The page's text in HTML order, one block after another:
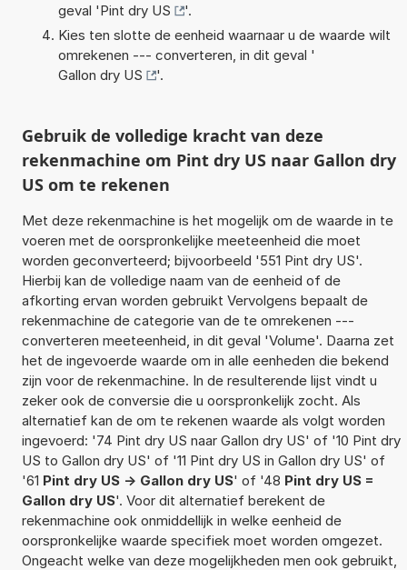
geval 'Pint dry US
'.
Kies ten slotte de eenheid waarnaar u de waarde wilt
omrekenen --- converteren, in dit geval '
Gallon dry US
'.
Gebruik de volledige kracht van deze
rekenmachine om Pint dry US naar Gallon dry
US om te rekenen
Met deze rekenmachine is het mogelijk om de waarde in te
voeren met de oorspronkelijke meeteenheid die moet
worden geconverteerd; bijvoorbeeld '551 Pint dry US'.
Hierbij kan de volledige naam van de eenheid of de
afkorting ervan worden gebruikt Vervolgens bepaalt de
rekenmachine de categorie van de te omrekenen ---
converteren meeteenheid, in dit geval 'Volume'. Daarna zet
het de ingevoerde waarde om in alle eenheden die bekend
zijn voor de rekenmachine. In de resulterende lijst vindt u
zeker ook de conversie die u oorspronkelijk zocht. Als
alternatief kan de om te rekenen waarde als volgt worden
ingevoerd: '74 Pint dry US naar Gallon dry US' of '10 Pint dry
US to Gallon dry US' of '11 Pint dry US in Gallon dry US' of
'61 Pint dry US -> Gallon dry US' of '48 Pint dry US =
Gallon dry US'. Voor dit alternatief berekent de
rekenmachine ook onmiddellijk in welke eenheid de
oorspronkelijke waarde specifiek moet worden omgezet.
Ongeacht welke van deze mogelijkheden men ook gebruikt,